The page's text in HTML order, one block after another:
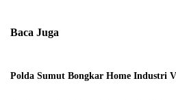
Baca Juga
Polda Sumut Bongkar Home Industri